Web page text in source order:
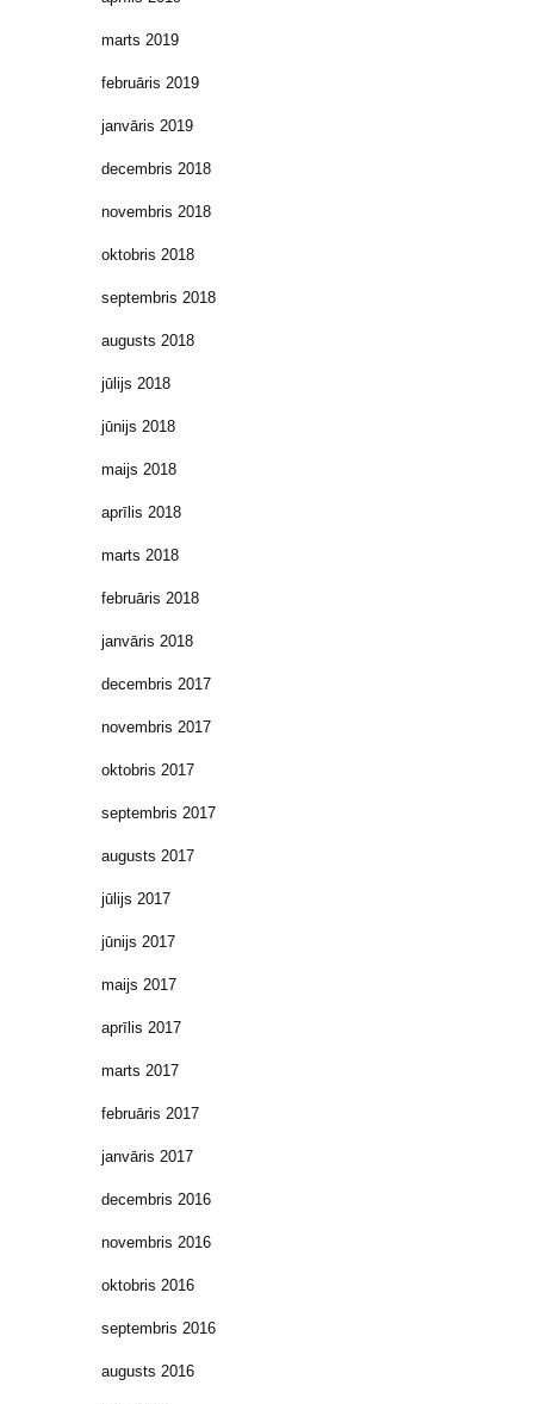
marts 2019
februāris 2019
janvāris 2019
decembris 2018
novembris 2018
oktobris 2018
septembris 2018
augusts 2018
jūlijs 2018
jūnijs 2018
maijs 2018
aprīlis 2018
marts 2018
februāris 2018
janvāris 2018
decembris 2017
novembris 2017
oktobris 2017
septembris 2017
augusts 2017
jūlijs 2017
jūnijs 2017
maijs 2017
aprīlis 2017
marts 2017
februāris 2017
janvāris 2017
decembris 2016
novembris 2016
oktobris 2016
septembris 2016
augusts 2016